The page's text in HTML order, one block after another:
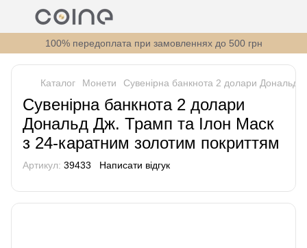
100% передоплата при замовленнях до 500 грн
Каталог Монети Сувенірна банкнота 2 долари Дональд
Сувенірна банкнота 2 долари
Дональд Дж. Трамп та Ілон Маск
з 24-каратним золотим покриттям
Артикул: 39433 Написати відгук